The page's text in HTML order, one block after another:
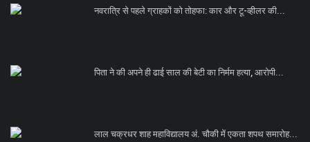
नवरात्रि से पहले ग्राहकों को तोहफा: कार और टू-व्हीलर की...
पिता ने की अपने ही ढाई साल की बेटी का निर्मम हत्या, आरोपी...
लाल चक्रधर शाह महाविद्यालय अं. चौकी में एकता शपथ समारोह...